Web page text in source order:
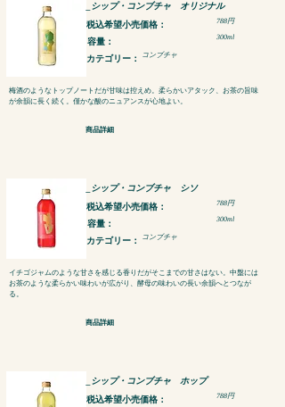
_シップ・コンブチャ オリジナル
税込​希望小売価格：
788円
300ml
容量：
コンブチャ
カテゴリー：
梅酒のようなトップノートだが甘味は控えめ。柔らかいアタック、お茶の旨味
が余韻に長く続く。僅かな酸のニュアンスが心地よい。
商品詳細
_シップ・コンブチャ シソ
税込​希望小売価格：
788円
300ml
容量：
コンブチャ
カテゴリー：
イチゴジャムのような甘さを感じる香りだがそこまでの甘さはない。中盤には
お茶のような柔らかい味わいが広がり、酵母の味わいの長い余韻へとつなが
る。
商品詳細
_シップ・コンブチャ ホップ
税込​希望小売価格：
788円